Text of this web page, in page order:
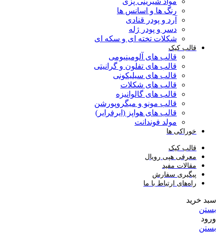
رنگ ها و اسانس ها
آرد و پودر قنادی
دسر و پودر ژله
شکلات تخته ای و سکه ای
قالب کیک
قالب های آلومینیومی
قالب های تفلون و گرانیتی
قالب های سیلیکونی
قالب های شکلات
قالب های گالوانیزه
قالب مونو و میگروپورشن
قالب های هواپز (ایرفرایر)
مولد فوندانت
خوراکی ها
قالب کیک
معرفی هپی رویال
مقالات مفید
پیگیری سفارش
راه‌های ارتباط با ما
سبد خرید
بستن
ورود
بستن